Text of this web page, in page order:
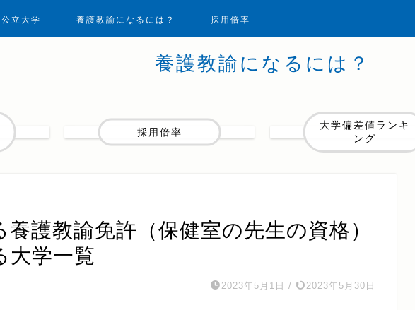
公立大学 養護教諭になるには？ 採用倍率
養護教諭になるには？
採用倍率
大学偏差値ランキ
ング
護教諭免許（保健室の先生の資格）
大学一覧
2023年5月1日 / 2023年5月30日